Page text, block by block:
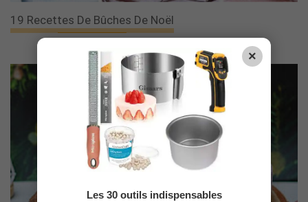
19 Recettes De Bûches De Noël
×
Les 30 outils indispensables